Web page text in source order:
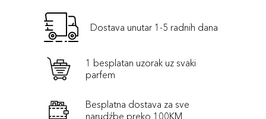
Dostava unutar 1-5 radnih dana
1 besplatan uzorak uz svaki
parfem
Besplatna dostava za sve
narudźbe preko 100KM